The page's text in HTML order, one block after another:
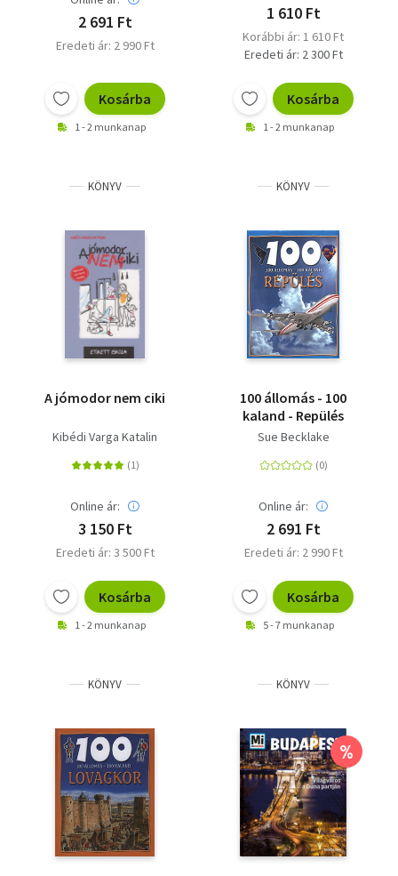
2 691 Ft
Eredeti ár: 2 990 Ft
Kosárba
1 - 2 munkanap
1 610 Ft
Korábbi ár: 1 610 Ft
Eredeti ár: 2 300 Ft
Kosárba
1 - 2 munkanap
KÖNYV
A jómodor nem ciki
Kibédi Varga Katalin
Online ár:
3 150 Ft
Eredeti ár: 3 500 Ft
Kosárba
1 - 2 munkanap
KÖNYV
100 állomás - 100
kaland - Repülés
Sue Becklake
Online ár:
2 691 Ft
Eredeti ár: 2 990 Ft
Kosárba
5 - 7 munkanap
KÖNYV KÖNYV
%